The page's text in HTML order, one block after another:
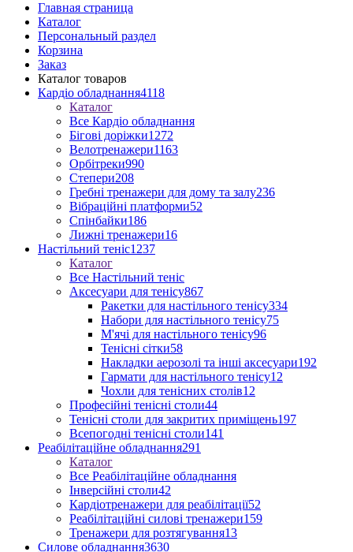
Главная страница
Каталог
Персональный раздел
Корзина
Заказ
Каталог товаров
Кардіо обладнання4118
Каталог
Все Кардіо обладнання
Бігові доріжки1272
Велотренажери1163
Орбітреки990
Степери208
Гребні тренажери для дому та залу236
Вібраційні платформи52
Спінбайки186
Лижні тренажери16
Настільний теніс1237
Каталог
Все Настільний теніс
Аксесуари для тенісу867
Ракетки для настільного тенісу334
Набори для настільного тенісу75
М'ячі для настільного тенісу96
Тенісні сітки58
Накладки аерозолі та інші аксесуари192
Гармати для настільного тенісу12
Чохли для тенісних столів12
Професійні тенісні столи44
Тенісні столи для закритих приміщень197
Всепогодні тенісні столи141
Реабілітаційне обладнання291
Каталог
Все Реабілітаційне обладнання
Інверсійні столи42
Кардіотренажери для реабілітації52
Реабілітаційні силові тренажери159
Тренажери для розтягування13
Силове обладнання3630